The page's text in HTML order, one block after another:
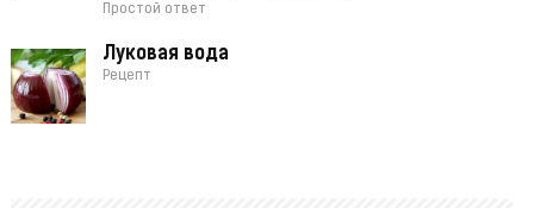
Простой ответ
Луковая вода
Рецепт